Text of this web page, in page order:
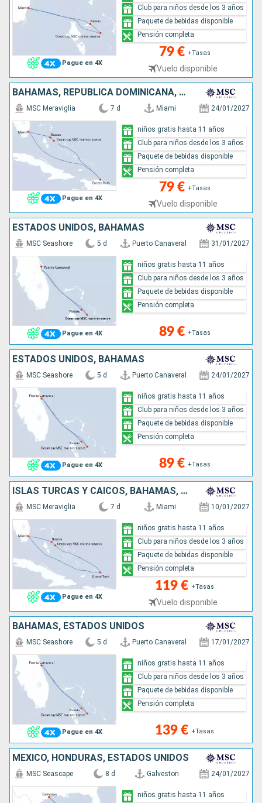
Pague en 4X
79 € +Tasas
Vuelo disponible
Club para niños desde los 3 años
Paquete de bebidas disponible
Pensión completa
BAHAMAS, REPÚBLICA DOMINICANA, ESTADOS UNIDOS
Pague en 4X
MSC Meraviglia 7 d Miami 24/01/2027
79 € +Tasas
Vuelo disponible
niños gratis hasta 11 años
Club para niños desde los 3 años
Paquete de bebidas disponible
Pensión completa
ESTADOS UNIDOS, BAHAMAS
Pague en 4X
MSC Seashore 5 d Puerto Canaveral 31/01/2027
89 € +Tasas
niños gratis hasta 11 años
Club para niños desde los 3 años
Paquete de bebidas disponible
Pensión completa
ESTADOS UNIDOS, BAHAMAS
Pague en 4X
MSC Seashore 5 d Puerto Canaveral 24/01/2027
89 € +Tasas
niños gratis hasta 11 años
Club para niños desde los 3 años
Paquete de bebidas disponible
Pensión completa
ISLAS TURCAS Y CAICOS, BAHAMAS, ESTADOS UNIDOS
Pague en 4X
MSC Meraviglia 7 d Miami 10/01/2027
119 € +Tasas
Vuelo disponible
niños gratis hasta 11 años
Club para niños desde los 3 años
Paquete de bebidas disponible
Pensión completa
BAHAMAS, ESTADOS UNIDOS
Pague en 4X
MSC Seashore 5 d Puerto Canaveral 17/01/2027
139 € +Tasas
niños gratis hasta 11 años
Club para niños desde los 3 años
Paquete de bebidas disponible
Pensión completa
MÉXICO, HONDURAS, ESTADOS UNIDOS
MSC Seascape 8 d Galveston 24/01/2027
niños gratis hasta 11 años